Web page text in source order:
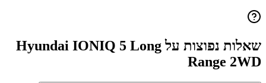
שאלות נפוצות עלHyundai IONIQ 5 Long
Range 2WD